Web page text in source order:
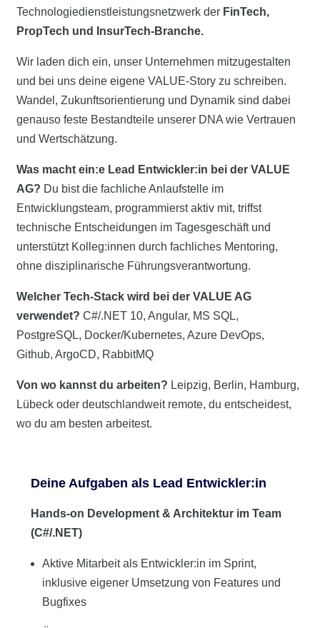
Technologiedienstleistungsnetzwerk der FinTech,
PropTech und InsurTech-Branche.
Wir laden dich ein, unser Unternehmen mitzugestalten
und bei uns deine eigene VALUE-Story zu schreiben.
Wandel, Zukunftsorientierung und Dynamik sind dabei
genauso feste Bestandteile unserer DNA wie Vertrauen
und Wertschätzung.
Was macht ein:e Lead Entwickler:in bei der VALUE
AG? Du bist die fachliche Anlaufstelle im
Entwicklungsteam, programmierst aktiv mit, triffst
technische Entscheidungen im Tagesgeschäft und
unterstützt Kolleg:innen durch fachliches Mentoring,
ohne disziplinarische Führungsverantwortung.
Welcher Tech-Stack wird bei der VALUE AG
verwendet? C#/.NET 10, Angular, MS SQL,
PostgreSQL, Docker/Kubernetes, Azure DevOps,
Github, ArgoCD, RabbitMQ
Von wo kannst du arbeiten? Leipzig, Berlin, Hamburg,
Lübeck oder deutschlandweit remote, du entscheidest,
wo du am besten arbeitest.
Deine Aufgaben als Lead Entwickler:in
Hands-on Development & Architektur im Team
(C#/.NET)
Aktive Mitarbeit als Entwickler:in im Sprint,
inklusive eigener Umsetzung von Features und
Bugfixes